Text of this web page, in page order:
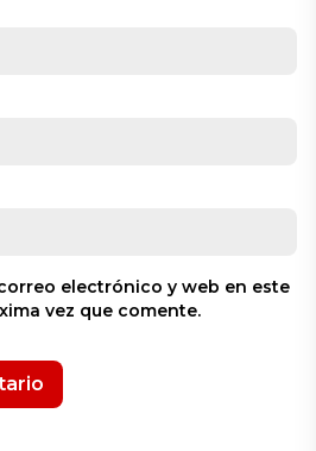
electrónico y web en este
vez que comente.